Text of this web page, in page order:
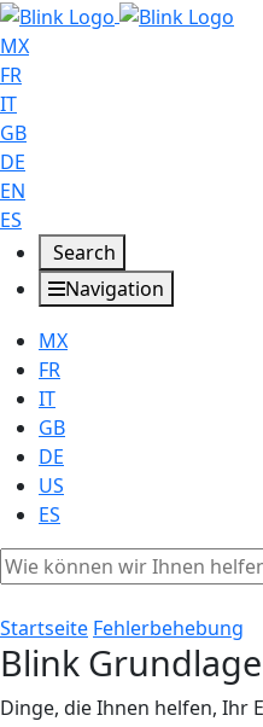
MX
FR
IT
GB
DE
EN
ES
Search
Navigation
MX
FR
IT
GB
DE
US
ES
Startseite Fehlerbehebung
Blink
Dinge, die Ihnen helfen, Ihr